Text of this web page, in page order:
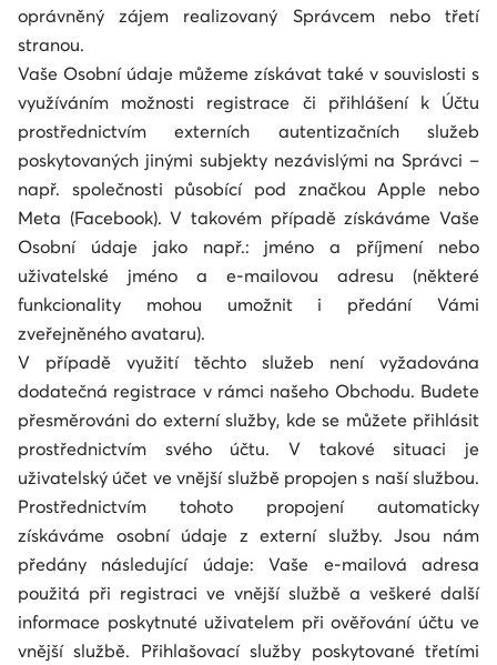
oprávněný zájem realizovaný Správcem nebo třetí
stranou.
Vaše Osobní údaje můžeme získávat také v souvislosti s
využíváním možnosti registrace či přihlášení k Účtu
prostřednictvím externích autentizačních služeb
poskytovaných jinými subjekty nezávislými na Správci –
např. společnosti působící pod značkou Apple nebo
Meta (Facebook). V takovém případě získáváme Vaše
Osobní údaje jako např.: jméno a příjmení nebo
uživatelské jméno a e-mailovou adresu (některé
funkcionality mohou umožnit i předání Vámi
zveřejněného avataru).
V případě využití těchto služeb není vyžadována
dodatečná registrace v rámci našeho Obchodu. Budete
přesměrováni do externí služby, kde se můžete přihlásit
prostřednictvím svého účtu. V takové situaci je
uživatelský účet ve vnější službě propojen s naší službou.
Prostřednictvím tohoto propojení automaticky
získáváme osobní údaje z externí služby. Jsou nám
předány následující údaje: Vaše e-mailová adresa
použitá při registraci ve vnější službě a veškeré další
informace poskytnuté uživatelem při ověřování účtu ve
vnější službě. Přihlašovací služby poskytované třetími